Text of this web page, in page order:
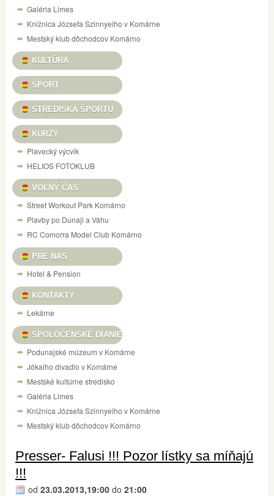
Galéria Limes
Knižnica Józsefa Szinnyeiho v Komárne
Mestský klub dôchodcov Komárno
KULTÚRA
ŠPORT
STREDISKÁ ŠPORTU
KURZY
Plavecký výcvik
HELIOS FOTOKLUB
VOĽNÝ ČAS
Street Workout Park Komárno
Plavby po Dunaji a Váhu
RC Comorra Model Club Komárno
PRE NAS
Hotel & Pension
KONTAKTY
Lekárne
SPOLOČENSKÉ DIANIE
Podunajské múzeum v Komárne
Jókaiho divadlo v Komárne
Mestské kultúrne stredisko
Galéria Limes
Knižnica Józsefa Szinnyeiho v Komárne
Mestský klub dôchodcov Komárno
Presser- Falusi !!! Pozor lístky sa míňajú
!!!
od 23.03.2013,19:00 do 21:00